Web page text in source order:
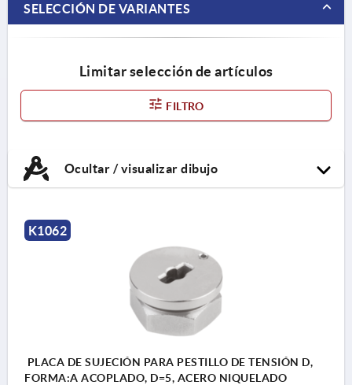
SELECCIÓN DE VARIANTES
Limitar selección de artículos
FILTRO
Ocultar / visualizar dibujo
K1062
PLACA DE SUJECIÓN PARA PESTILLO DE TENSIÓN D,
FORMA:A ACOPLADO, D=5, ACERO NIQUELADO